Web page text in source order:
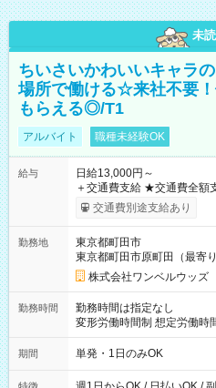
未読
ちいさいかわいいキャラ
場所で働ける☆来社不要
もらえる◎/T1
アルバイト 職種未経験OK
給与
日給13,000円～
＋交通費支給 ★交通費全額支給！ ┗案件により規定あり ★日払
いOK！（規定あり） ┗働
ンビニATMから 日払い分を引き落と
交通費別途支給あり
勤務地
東京都町田市
東京都町田市原町田（最寄
株式会社ワンベルウッズ
勤務時間
勤務時間は指定なし
変形労働時間制 想定労働時間160時間/月 【
～21：00
期間 単発・1日のみOK